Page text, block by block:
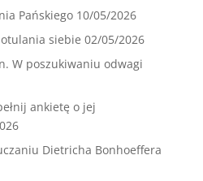
Pańskiego 10/05/2026
siebie 02/05/2026
W poszukiwaniu odwagi
ankietę o jej
Dietricha Bonhoeffera